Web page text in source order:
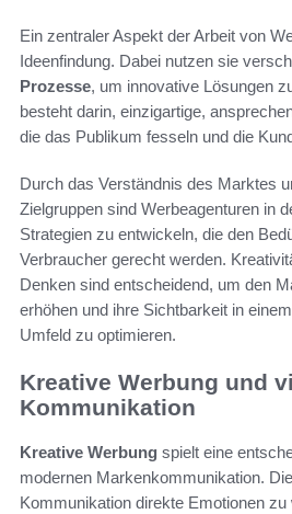
Ein zentraler Aspekt der Arbeit von
Ideenfindung. Dabei nutzen sie
Prozesse, um innovative Lösungen
besteht darin, einzigartige,
die das Publikum fesseln und die
Durch das Verständnis des Marktes
Zielgruppen sind Werbeagenturen in
Strategien zu entwickeln, die den
Verbraucher gerecht werden.
Denken sind entscheidend, um den
erhöhen und ihre Sichtbarkeit in
Umfeld zu optimieren.
Kreative Werbung und
Kommunikation
Kreative Werbung spielt eine
modernen Markenkommunikation.
Kommunikation direkte Emotionen